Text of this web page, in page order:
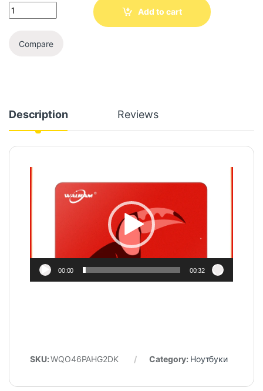
Add to cart
Compare
Description Reviews
00:00 00:32
SKU:WQO46PAHG2DK Category: Ноутбуки